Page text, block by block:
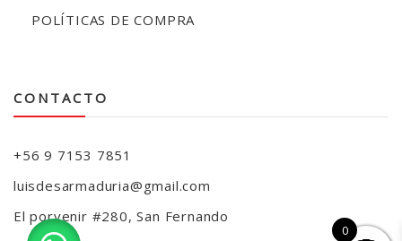
POLÍTICAS DE COMPRA
CONTACTO
+56 9 7153 7851
luisdesarmaduria@gmail.com
El porvenir #280, San Fernando
0